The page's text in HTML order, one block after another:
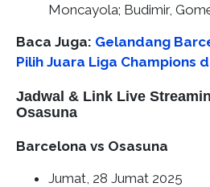
Moncayola; Budimir,
Baca Juga: Gelandang
Pilih Juara Liga Champions
Jadwal & Link Live
Osasuna
Barcelona vs Osasuna
Jumat, 28 Jumat 2025